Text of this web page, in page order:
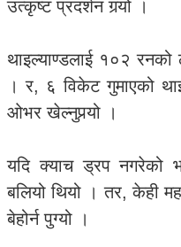
उत्कृष्ट प्रदर्शन गर्‍यो ।
थाइल्याण्डलाई १०२ रनको
। र, ६ विकेट गुमाएको
ओभर खेल्नुपर्‍यो ।
यदि क्याच ड्रप नगरेको
बलियो थियो । तर, केही
बेहोर्न पुग्यो ।